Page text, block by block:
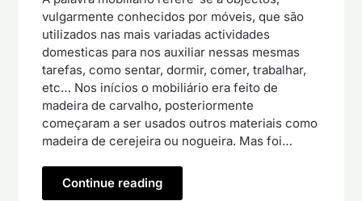
vulgarmente conhecidos por móveis, que são
utilizados nas mais variadas actividades
domesticas para nos auxiliar nessas mesmas
tarefas, como sentar, dormir, comer, trabalhar,
etc… Nos inícios o mobiliário era feito de
madeira de carvalho, posteriormente
começaram a ser usados outros materiais como
madeira de cerejeira ou nogueira. Mas foi…
Continue reading